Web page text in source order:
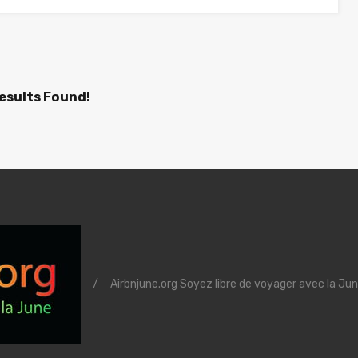
Found!
/ Airbnjune.org Soyez libre de voyager avec la